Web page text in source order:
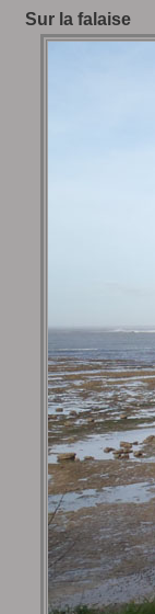
Sur la falaise